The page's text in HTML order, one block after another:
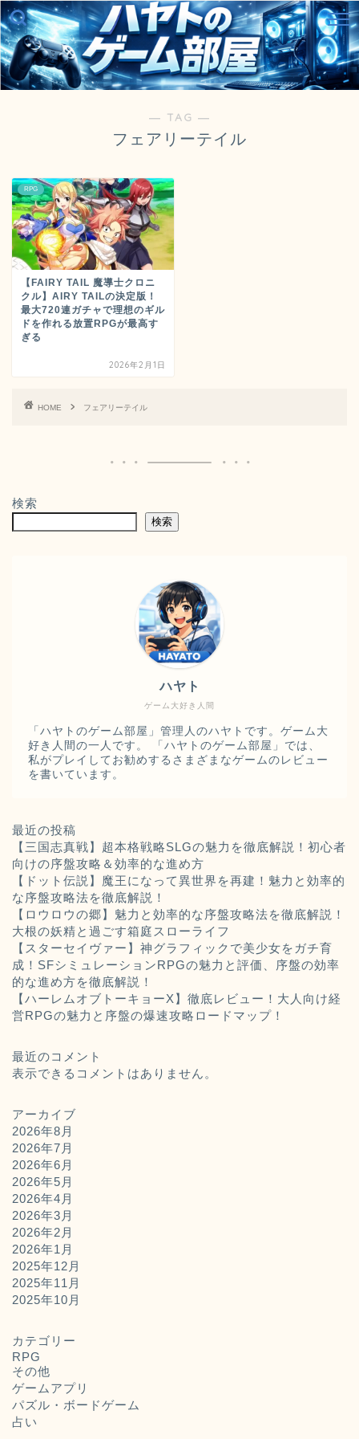
― TAG ―
フェアリーテイル
RPG
【FAIRY TAIL 魔導士クロニ
クル】AIRY TAILの決定版！
最大720連ガチャで理想のギル
ドを作れる放置RPGが最高す
ぎる
2026年2月1日
HOME フェアリーテイル
検索
検索
ゲーム大好き人間
ハヤト
「ハヤトのゲーム部屋」管理人のハヤトです。ゲーム大
好き人間の一人です。 「ハヤトのゲーム部屋」では、
私がプレイしてお勧めするさまざまなゲームのレビュー
を書いています。
最近の投稿
【三国志真戦】超本格戦略SLGの魅力を徹底解説！初心者
向けの序盤攻略＆効率的な進め方
【ドット伝説】魔王になって異世界を再建！魅力と効率的
な序盤攻略法を徹底解説！
【ロウロウの郷】魅力と効率的な序盤攻略法を徹底解説！
大根の妖精と過ごす箱庭スローライフ
【スターセイヴァー】神グラフィックで美少女をガチ育
成！SFシミュレーションRPGの魅力と評価、序盤の効率
的な進め方を徹底解説！
【ハーレムオブトーキョーX】徹底レビュー！大人向け経
営RPGの魅力と序盤の爆速攻略ロードマップ！
最近のコメント
表示できるコメントはありません。
アーカイブ
2026年8月
2026年7月
2026年6月
2026年5月
2026年4月
2026年3月
2026年2月
2026年1月
2025年12月
2025年11月
2025年10月
カテゴリー
RPG
その他
ゲームアプリ
パズル・ボードゲーム
占い